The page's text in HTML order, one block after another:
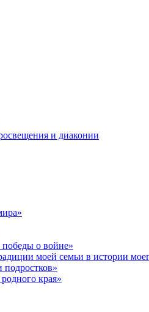
и диаконии
о войне»
моей семьи в истории
края»